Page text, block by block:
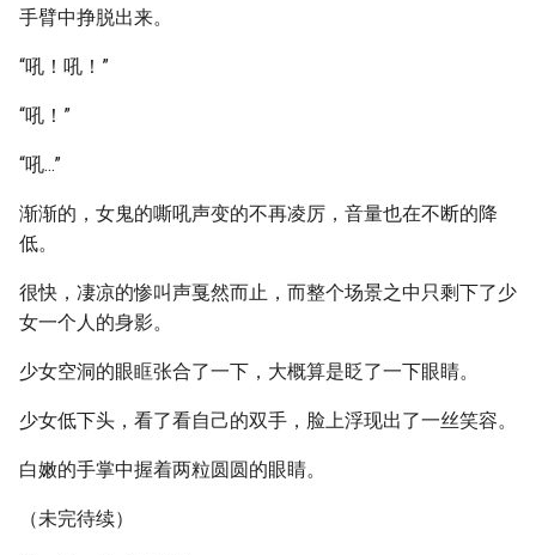
手臂中挣脱出来。
“吼！吼！”
“吼！”
“吼...”
渐渐的，女鬼的嘶吼声变的不再凌厉，音量也在不断的降
低。
很快，凄凉的惨叫声戛然而止，而整个场景之中只剩下了少
女一个人的身影。
少女空洞的眼眶张合了一下，大概算是眨了一下眼睛。
少女低下头，看了看自己的双手，脸上浮现出了一丝笑容。
白嫩的手掌中握着两粒圆圆的眼睛。
（未完待续）